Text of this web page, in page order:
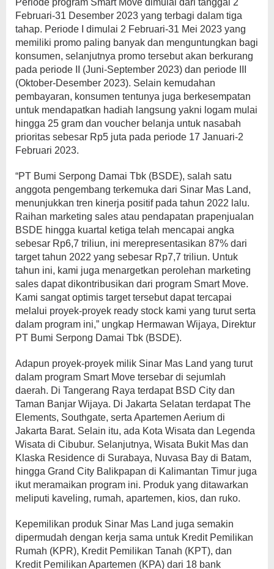
Februari-31 Desember 2023 yang terbagi dalam tiga
tahap. Periode I dimulai 2 Februari-31 Mei 2023 yang
memiliki promo paling banyak dan menguntungkan bagi
konsumen, selanjutnya promo tersebut akan berkurang
pada periode II (Juni-September 2023) dan periode III
(Oktober-Desember 2023). Selain kemudahan
pembayaran, konsumen tentunya juga berkesempatan
untuk mendapatkan hadiah langsung yakni logam mulai
hingga 25 gram dan voucher belanja untuk nasabah
prioritas sebesar Rp5 juta pada periode 17 Januari-2
Februari 2023.
“PT Bumi Serpong Damai Tbk (BSDE), salah satu
anggota pengembang terkemuka dari Sinar Mas Land,
menunjukkan tren kinerja positif pada tahun 2022 lalu.
Raihan marketing sales atau pendapatan prapenjualan
BSDE hingga kuartal ketiga telah mencapai angka
sebesar Rp6,7 triliun, ini merepresentasikan 87% dari
target tahun 2022 yang sebesar Rp7,7 triliun. Untuk
tahun ini, kami juga menargetkan perolehan marketing
sales dapat dikontribusikan dari program Smart Move.
Kami sangat optimis target tersebut dapat tercapai
melalui proyek-proyek ready stock kami yang turut serta
dalam program ini,” ungkap Hermawan Wijaya, Direktur
PT Bumi Serpong Damai Tbk (BSDE).
Adapun proyek-proyek milik Sinar Mas Land yang turut
dalam program Smart Move tersebar di sejumlah
daerah. Di Tangerang Raya terdapat BSD City dan
Taman Banjar Wijaya. Di Jakarta Selatan terdapat The
Elements, Southgate, serta Apartemen Aerium di
Jakarta Barat. Selain itu, ada Kota Wisata dan Legenda
Wisata di Cibubur. Selanjutnya, Wisata Bukit Mas dan
Klaska Residence di Surabaya, Nuvasa Bay di Batam,
hingga Grand City Balikpapan di Kalimantan Timur juga
ikut meramaikan program ini. Produk yang ditawarkan
meliputi kaveling, rumah, apartemen, kios, dan ruko.
Kepemilikan produk Sinar Mas Land juga semakin
dipermudah dengan kerja sama untuk Kredit Pemilikan
Rumah (KPR), Kredit Pemilikan Tanah (KPT), dan
Kredit Pemilikan Apartemen (KPA) dari 18 bank